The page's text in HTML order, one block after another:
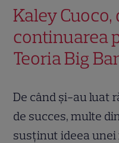
Kaley Cuoco,
continuarea
Teoria Big
De când și-au luat
de succes, multe
susținut ideea unei